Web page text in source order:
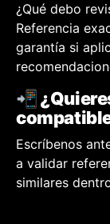
¿Qué debo
Referencia
garantía si
📲
Escríbenos
a validar
similares